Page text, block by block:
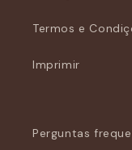
Termos e
Imprimir
Perguntas